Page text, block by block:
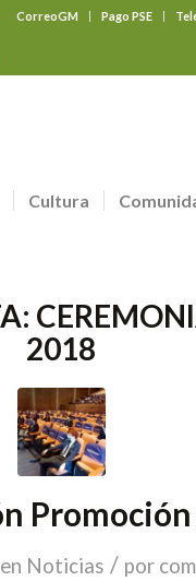
CorreoGM Pago PSE
Cultura
2018
en Noticias / por